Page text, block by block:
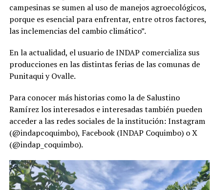
campesinas se sumen al uso de manejos agroecológicos,
porque es esencial para enfrentar, entre otros factores,
las inclemencias del cambio climático”.
En la actualidad, el usuario de INDAP comercializa sus
producciones en las distintas ferias de las comunas de
Punitaqui y Ovalle.
Para conocer más historias como la de Salustino
Ramírez los interesados e interesadas también pueden
acceder a las redes sociales de la institución: Instagram
(@indapcoquimbo), Facebook (INDAP Coquimbo) o X
(@indap_coquimbo).